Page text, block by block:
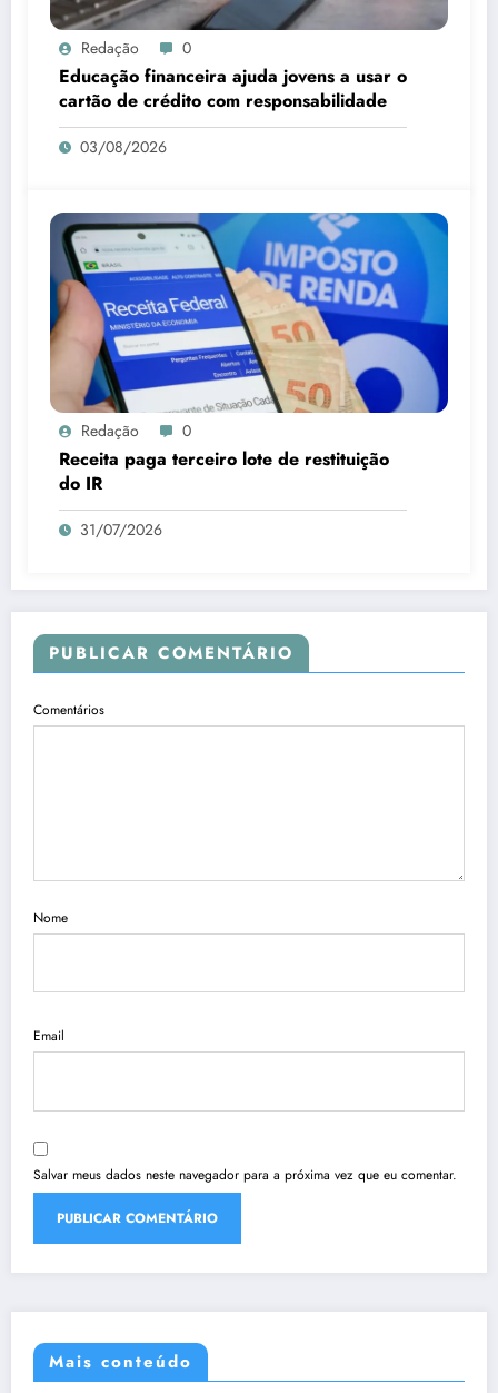
Redação 0
Educação financeira ajuda jovens a usar o
cartão de crédito com responsabilidade
03/08/2026
Redação 0
Receita paga terceiro lote de restituição
do IR
31/07/2026
PUBLICAR COMENTÁRIO
Comentários
Nome
Email
Salvar meus dados neste navegador para a próxima vez que eu comentar.
Mais conteúdo